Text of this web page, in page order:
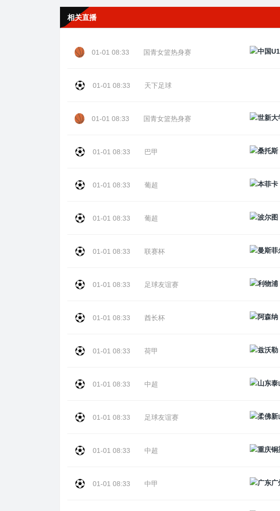
相关直播
01-01 08:33 国青女篮热身赛
01-01 08:33 天下足球
01-01 08:33 国青女篮热身赛
01-01 08:33 巴甲
01-01 08:33 葡超
01-01 08:33 葡超
01-01 08:33 联赛杯
01-01 08:33 足球友谊赛
01-01 08:33 酋长杯
01-01 08:33 荷甲
01-01 08:33 中超
01-01 08:33 足球友谊赛
01-01 08:33 中超
01-01 08:33 中甲